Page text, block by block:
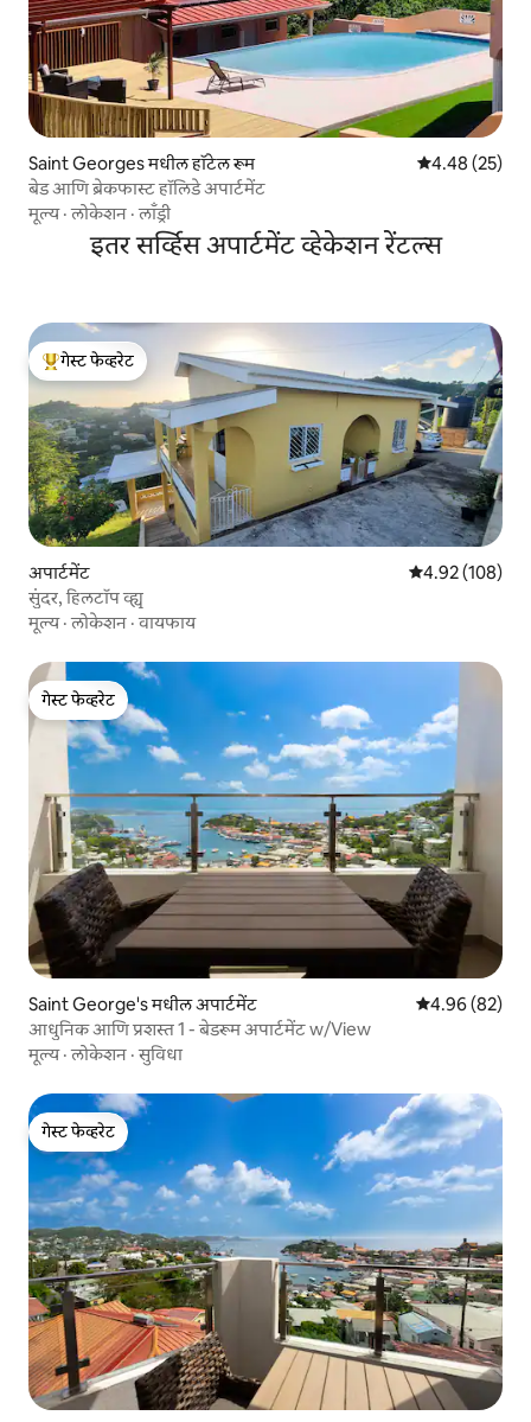
Saint Georges मधील हॉटेल रूम 5 पैकी 4.48
4.48 (25)
बेड आणि ब्रेकफास्ट हॉलिडे अपार्टमेंट
मूल्य·लोकेशन ·लाँड्री
इतर सर्व्हिस अपार्टमेंट व्हेकेशन रेंटल्स
टॉप गेस्ट फेव्हरेट
गेस्ट फेव्हरेट
अपार्टमेंट 5 पैकी 4.92
4.92 (108)
सुंदर, हिलटॉप व्ह्यू
मूल्य·लोकेशन ·वायफाय
गेस्ट फेव्हरेट
गेस्ट फेव्हरेट
Saint George's मधील अपार्टमेंट 5 पैकी 4.96
4.96 (82)
आधुनिक आणि प्रशस्त 1 - बेडरूम अपार्टमेंट w/View
मूल्य·लोकेशन ·सुविधा
गेस्ट फेव्हरेट
गेस्ट फेव्हरेट